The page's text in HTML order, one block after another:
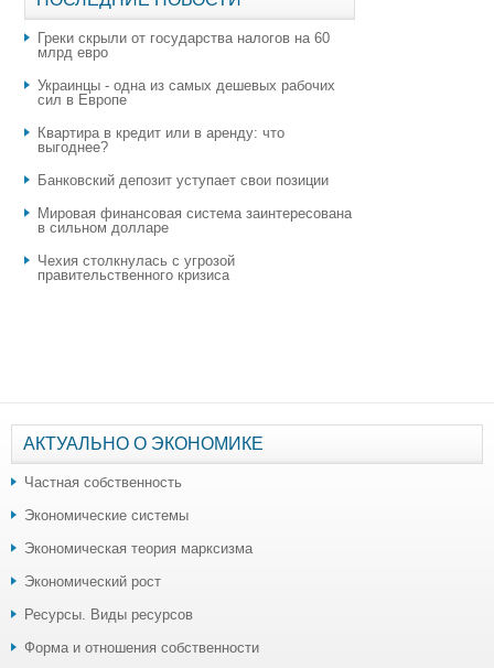
Греки скрыли от государства налогов на 60
млрд евро
Украинцы - одна из самых дешевых рабочих
сил в Европе
Квартира в кредит или в аренду: что
выгоднее?
​Банковский депозит уступает свои позиции
Мировая финансовая система заинтересована
в сильном долларе
Чехия столкнулась с угрозой
правительственного кризиса
АКТУАЛЬНО О ЭКОНОМИКЕ
Частная собственность
Экономические системы
Экономическая теория марксизма
Экономический рост
Ресурсы. Виды ресурсов
Форма и отношения собственности